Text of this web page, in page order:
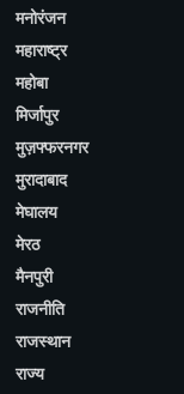
मनोरंजन
महाराष्ट्र
महोबा
मिर्जापुर
मुज़फ्फरनगर
मुरादाबाद
मेघालय
मेरठ
मैनपुरी
राजनीति
राजस्थान
राज्य